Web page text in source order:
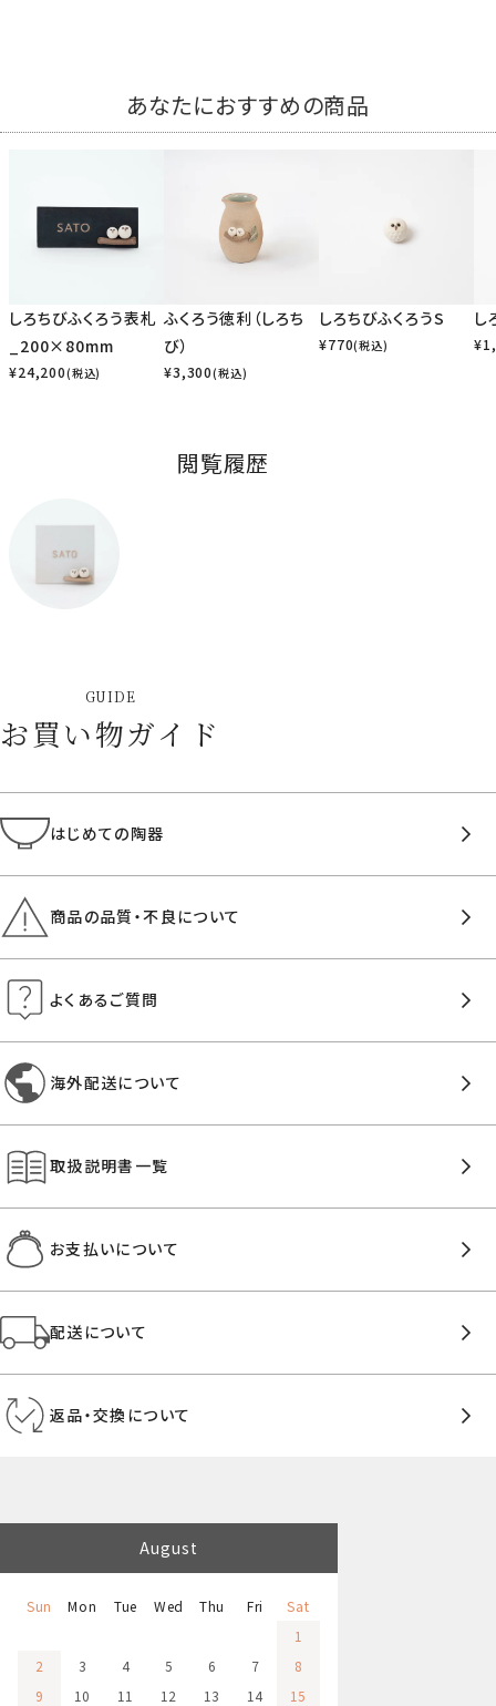
あなたにおすすめの商品
しろちびふくろう表札
_200×80mm
¥24,200(税込)
ふくろう徳利（しろち
び）
¥3,300(税込)
しろちびふくろうS
¥770(税込)
し
¥
閲覧履歴
GUIDE
お買い物ガイド
はじめての陶器
商品の品質・不良について
よくあるご質問
海外配送について
取扱説明書一覧
お支払いについて
配送について
返品・交換について
August
Sun Mon Tue Wed Thu Fri
Sat
1
2
3 4 5 6 7
8
9
10 11 12 13 14
15